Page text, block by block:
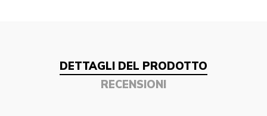
DETTAGLI DEL PRODOTTO
RECENSIONI